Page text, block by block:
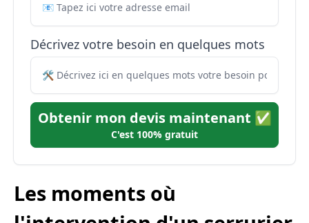
Décrivez votre besoin en quelques mots
Obtenir mon devis maintenant ✅
C'est 100% gratuit
Les moments où